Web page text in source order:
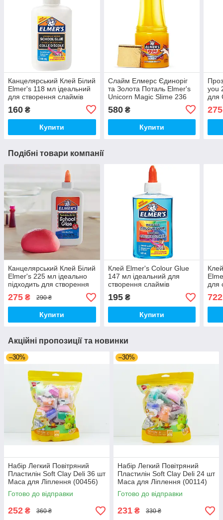
Канцелярський Клей Білий
Elmer's 118 мл ідеальний
для створення слаймів
160 ₴
Купити
Слайм Елмерс Єдиноріг
та Золота Поталь Elmer's
Unicorn Magic Slime 236
580₴
Купити
you
для
275
Подібні товари компанії
Канцелярський Клей Білий
Elmer's 225 мл ідеально
підходить для створення
слаймів Елмерс (00125)
275 ₴ 290 ₴
Купити
Клей Elmer's Colour Glue
147 мл ідеальний для
створення слаймів
Елмерс Блакитний
(00408)
195₴
Купити
для
722
Акційні пропозиції та новинки
–30%
Набір Легкий Повітряний
Пластилін Soft Clay Deli 36 шт
Маса для Ліплення (00456)
Готово до відправки
252 ₴ 360 ₴
–30%
Набір Легкий Повітряний
Пластилін Soft Clay Deli 24 шт
Маса для Ліплення (00114)
Готово до відправки
231 ₴ 330 ₴